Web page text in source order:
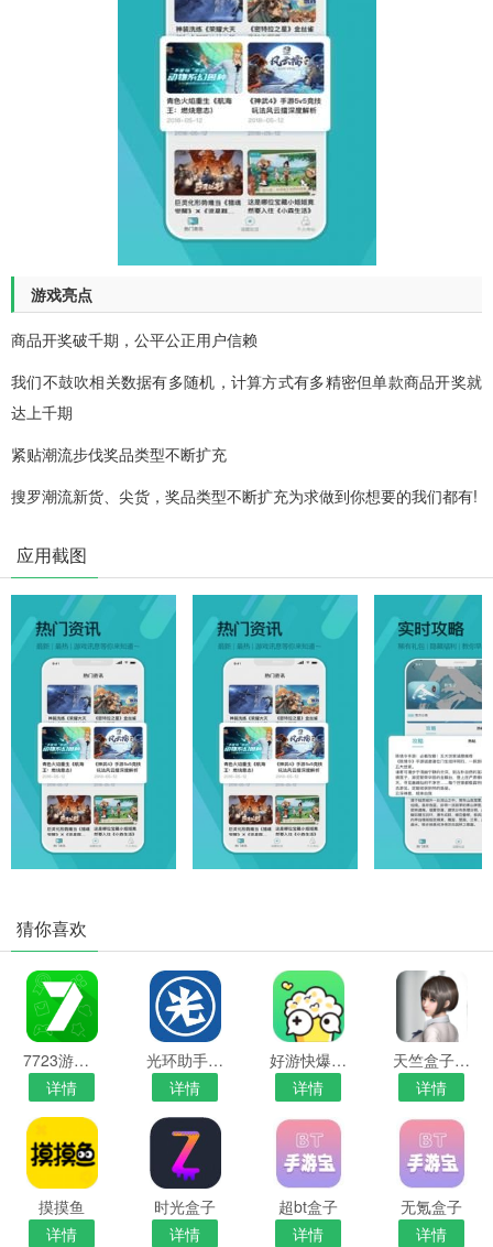
游戏亮点
商品开奖破千期，公平公正用户信赖
我们不鼓吹相关数据有多随机，计算方式有多精密但单款商品开奖就
达上千期
紧贴潮流步伐奖品类型不断扩充
搜罗潮流新货、尖货，奖品类型不断扩充为求做到你想要的我们都有!
应用截图
猜你喜欢
7723游戏盒子安卓版
详情
光环助手app安卓版
详情
好游快爆手机版
详情
天竺盒子安卓官方版免费
详情
摸摸鱼
详情
时光盒子
详情
超bt盒子
详情
无氪盒子
详情